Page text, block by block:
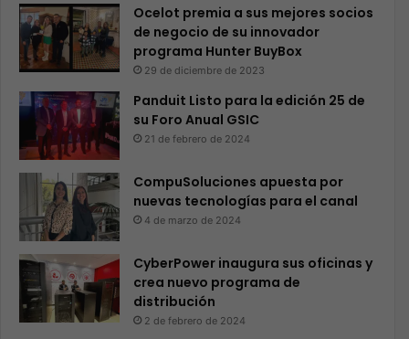
Ocelot premia a sus mejores socios
de negocio de su innovador
programa Hunter BuyBox
29 de diciembre de 2023
Panduit Listo para la edición 25 de
su Foro Anual GSIC
21 de febrero de 2024
CompuSoluciones apuesta por
nuevas tecnologías para el canal
4 de marzo de 2024
CyberPower inaugura sus oficinas y
crea nuevo programa de
distribución
2 de febrero de 2024